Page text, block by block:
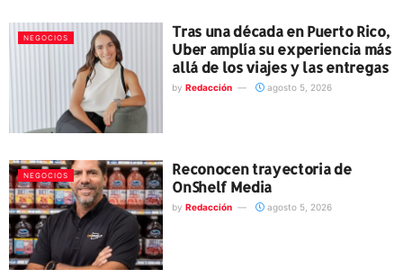
NEGOCIOS
Tras una década en Puerto Rico,
Uber amplía su experiencia más
allá de los viajes y las entregas
by Redacción agosto 5, 2026
NEGOCIOS
Reconocen trayectoria de
OnShelf Media
by Redacción agosto 5, 2026